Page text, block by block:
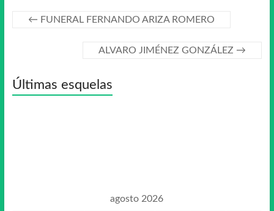
← FUNERAL FERNANDO ARIZA ROMERO
ALVARO JIMÉNEZ GONZÁLEZ →
Últimas esquelas
agosto 2026